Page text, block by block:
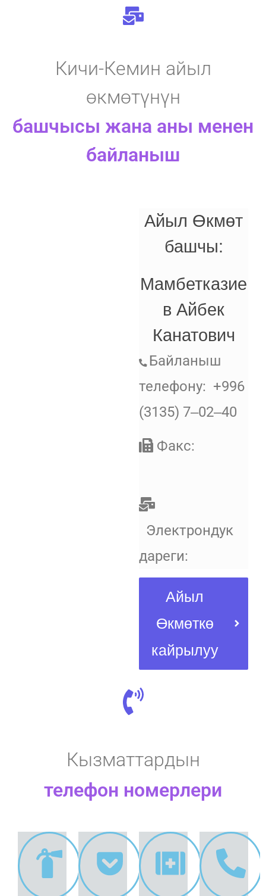
Кичи-Кемин айыл
өкмөтүнүн
башчысы жана аны менен
байланыш
Айыл Өкмөт
башчы:
Мамбетказие
в Айбек
Канатович
Байланыш
телефону: +996
(3135) 7‒02‒40
Факс:
Электрондук
дареги:
Айыл
Өкмөткө
кайрылуу
Кызматтардын
телефон номерлери